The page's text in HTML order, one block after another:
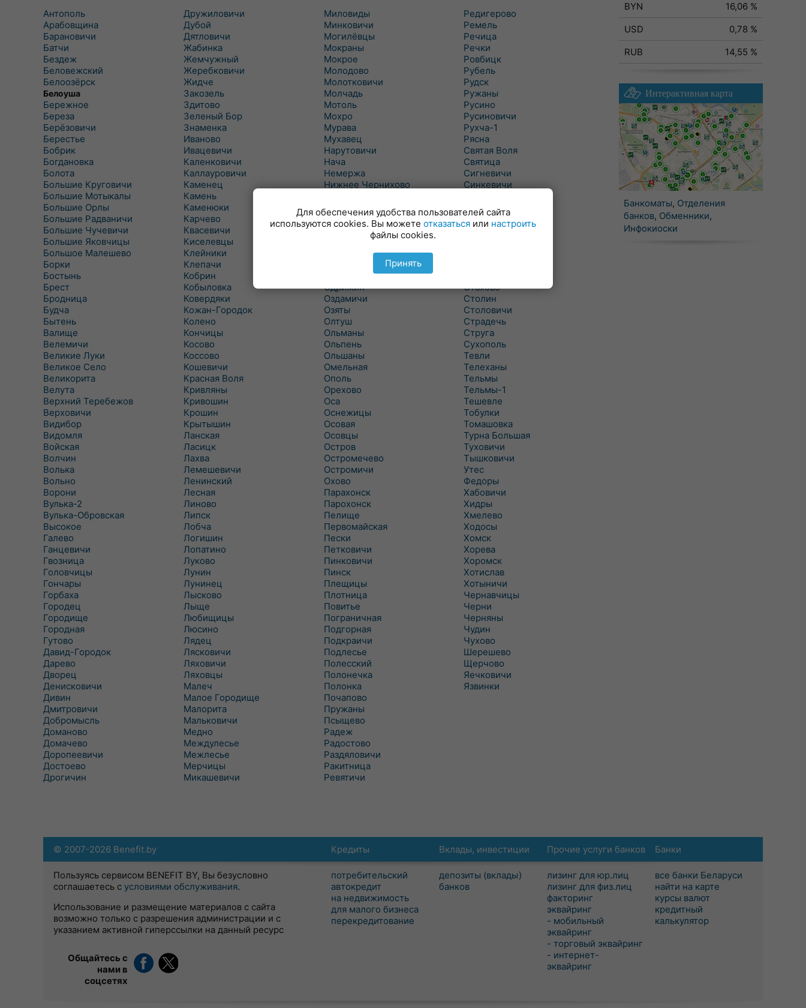
Антополь
Арабовщина
Барановичи
Батчи
Бездеж
Беловежский
Белоозёрск
Белоуша
Бережное
Береза
Берёзовичи
Берестье
Бобрик
Богдановка
Болота
Большие Круговичи
Большие Мотыкалы
Большие Орлы
Большие Радваничи
Большие Чучевичи
Большие Яковчицы
Большое Малешево
Борки
Бостынь
Брест
Бродница
Будча
Бытень
Валище
Велемичи
Великие Луки
Великое Село
Великорита
Велута
Верхний Теребежов
Верховичи
Видибор
Видомля
Войская
Волчин
Волька
Вольно
Ворони
Вулька-2
Вулька-Обровская
Высокое
Галево
Ганцевичи
Гвозница
Головчицы
Гончары
Горбаха
Городец
Городище
Городная
Гутово
Давид-Городок
Дарево
Дворец
Денисковичи
Дивин
Дмитровичи
Добромысль
Доманово
Домачево
Доропеевичи
Достоево
Дрогичин
Дружиловичи
Дубой
Дятловичи
Жабинка
Жемчужный
Жеребковичи
Жидче
Закозель
Здитово
Зеленый Бор
Знаменка
Иваново
Ивацевичи
Каленковичи
Каллауровичи
Каменец
Камень
Каменюки
Карчево
Квасевичи
Киселевцы
Клейники
Клепачи
Кобрин
Кобыловка
Ковердяки
Кожан-Городок
Колено
Кончицы
Косово
Коссово
Кошевичи
Красная Воля
Кривляны
Кривошин
Крошин
Крытышин
Ланская
Ласицк
Лахва
Лемешевичи
Ленинский
Лесная
Линово
Липск
Лобча
Логишин
Лопатино
Луково
Лунин
Лунинец
Лысково
Лыще
Любищицы
Люсино
Лядец
Лясковичи
Ляховичи
Ляховцы
Малеч
Малое Городище
Малорита
Мальковичи
Медно
Междулесье
Межлесье
Мерчицы
Микашевичи
Миловиды
Минковичи
Могилёвцы
Мокраны
Мокрое
Молодово
Молотковичи
Молчадь
Мотоль
Мохро
Мурава
Мухавец
Нарутовичи
Нача
Немержа
Нижнее Чернихово
Новицковичи
Новоселки
Новые Засимовичи
Новые Лыщицы
Оберовщина
Одрижин
Оздамичи
Озяты
Олтуш
Ольманы
Ольпень
Ольшаны
Омельная
Ополь
Орехово
Оса
Оснежицы
Осовая
Осовцы
Остров
Остромечево
Остромичи
Охово
Парахонск
Парохонск
Пелище
Первомайская
Пески
Петковичи
Пинковичи
Пинск
Плещицы
Плотница
Повитье
Пограничная
Подгорная
Подкраичи
Подлесье
Полесский
Полонечка
Полонка
Почапово
Пружаны
Псыщево
Радеж
Радостово
Раздяловичи
Ракитница
Ревятичи
Редигерово
Ремель
Речица
Речки
Ровбицк
Рубель
Рудск
Ружаны
Русино
Русиновичи
Рухча-1
Рясна
Святая Воля
Святица
Сигневичи
Синкевичи
Снитово
Соколово
Сочивки
Стахово
Столин
Столовичи
Страдечь
Струга
Сухополь
Тевли
Телеханы
Тельмы
Тельмы-1
Тешевле
Тобулки
Томашовка
Турна Большая
Туховичи
Тышковичи
Утес
Федоры
Хабовичи
Хидры
Хмелево
Ходосы
Хомск
Хорева
Хоромск
Хотислав
Хотыничи
Чернавчицы
Черни
Черняны
Чудин
Чухово
Шерешево
Щерчово
Яечковичи
Язвинки
BYN
16,06 %
USD
0,78 %
RUB
14,55 %
Интерактивная карта
Банкоматы, Отделения
банков, Обменники,
Инфокиоски
Кредиты
потребительский
автокредит
на недвижимость
для малого бизнеса
перекредитование
Вклады, инвестиции
депозиты (вклады)
банков
Прочие услуги банков
лизинг для юр.лиц
лизинг для физ.лиц
факторинг
эквайринг
- мобильный
эквайринг
- торговый эквайринг
- интернет-
эквайринг
Банки
все банки Беларуси
найти на карте
курсы валют
кредитный
калькулятор
© 2007-2026 Benefit.by
Пользуясь сервисом BENEFIT BY, Вы безусловно
соглашаетесь с условиями обслуживания.
Использование и размещение материалов с сайта
возможно только с разрешения администрации и с
указанием активной гиперссылки на данный ресурс
Общайтесь с
нами в
соцсетях
Для обеспечения удобства пользователей сайта
используются cookies. Вы можете отказаться или настроить
файлы cookies.
Принять